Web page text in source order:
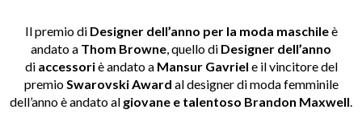
Il premio di Designer dell’anno per la moda maschileè
andato a Thom Browne , quello di Designer dell’anno
di accessoriè andato a Mansur Gavriel e il vincitore del
premio Swarovski Award al designer di moda femminile
dell’anno è andato al giovane e talentoso Brandon Maxwell